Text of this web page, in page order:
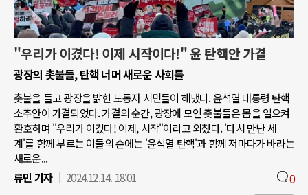
"우리가 이겼다! 이제 시작이다!" 윤 탄핵안 가결
광장의 촛불들, 탄핵 너머 새로운 사회를
촛불을 들고 광장을 밝힌 노동자 시민들이 해냈다. 윤석열 대통령 탄핵
소추안이 가결되었다. 가결의 순간, 광장에 모인 촛불들은 몸을 일으켜
환호하며 "우리가 이겼다! 이제, 시작"이라고 외쳤다. '다시 만난 세
계'를 함께 부르는 이들의 손에는 '윤석열 탄핵'과 함께 저마다가 바라는
새로운...
류민 기자
2024.12.14. 18:01 0